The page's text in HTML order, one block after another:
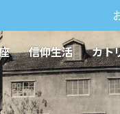
信仰生活 カト